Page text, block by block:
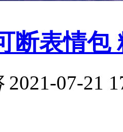
断表情包
2021-07-21